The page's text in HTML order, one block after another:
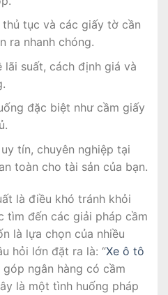
tục và các giấy tờ cần
ra nhanh chóng.
lãi suất, cách định giá và
đặc biệt như cầm giấy
uy tín, chuyên nghiệp tại
toàn cho tài sản của bạn.
là điều khó tránh khỏi
tìm đến các giải pháp cầm
là lựa chọn của nhiều
hỏi lớn đặt ra là: “Xe ô tô
ngân hàng có cầm
là một tình huống pháp